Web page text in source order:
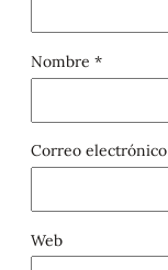
Nombre *
Correo electrónico
Web